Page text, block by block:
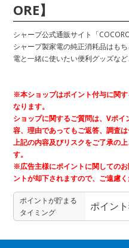
ORE】
シャープ公式通販サイト「
シャープ製家電の純正消耗品はも
電と一緒に使いたい便利グッズな
※本ショップはポイント付与に関
なります。
ショップに関するご質問は、Vポ
容、理由であってもご返答、調査は
上記の内容及びリスクをご了承の
す。
※広告主様にポイントに関しての
ントが却下されますので、ご遠慮く
ポイントが貯まる
タイミング
ポイン